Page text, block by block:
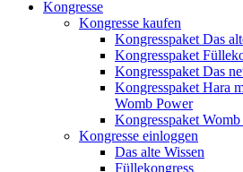
Kongresse
Kongresse kaufen
Kongresspaket Das
Kongresspaket
Kongresspaket Das
Kongresspaket Hara
Womb Power
Kongresspaket
Kongresse einloggen
Das alte Wissen
Füllekongress